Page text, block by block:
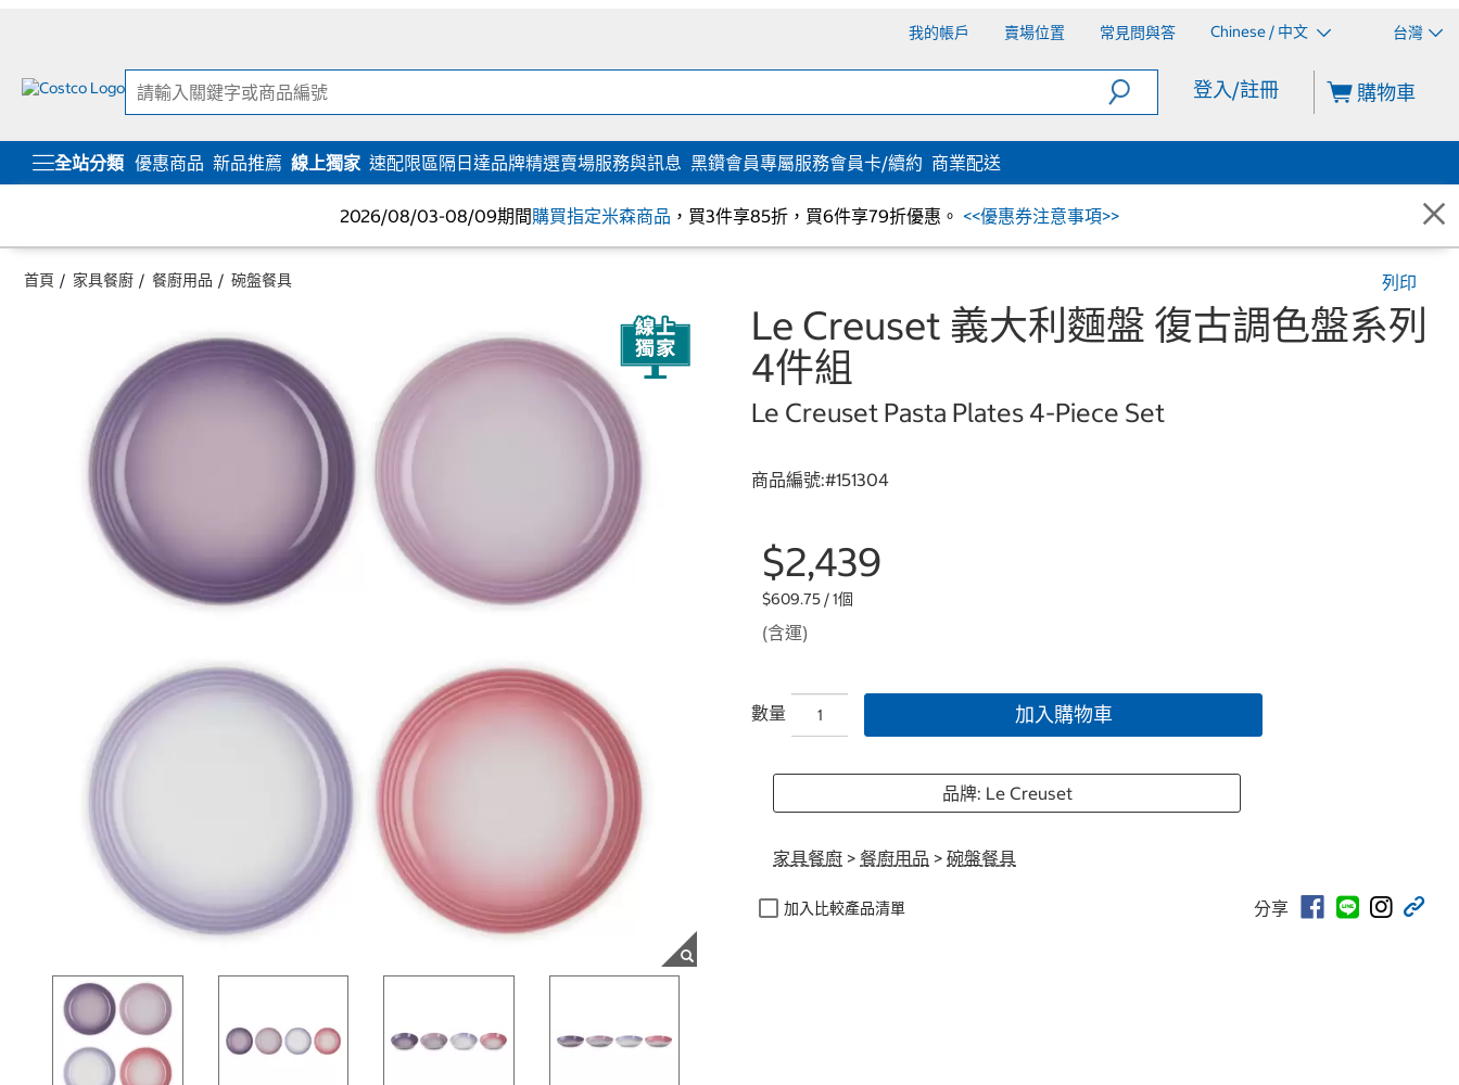
我的帳戶 賣場位置 常見問與答 Chinese / 中文 台灣
登入/註冊 購物車
全站分類 優惠商品 新品推薦 線上獨家 速配限區隔日達品牌精選賣場服務與訊息 黑鑽會員專屬服務會員卡/續約 商業配送
2026/08/03-08/09期間購買指定米森商品 ，買3件享85折，買6件享79折優惠。 <<優惠券注意事項>>
首頁 家具餐廚 餐廚用品 碗盤餐具 列印
Le Creuset 義大利麵盤 復古調色盤系列
4件組
Le Creuset Pasta Plates 4-Piece Set
商品編號:#151304
$2,439
$609.75 / 1個
(含運)
數量 加入購物車
品牌: Le Creuset
家具餐廚 > 餐廚用品 > 碗盤餐具
加入比較產品清單 分享